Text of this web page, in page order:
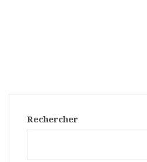
Rechercher